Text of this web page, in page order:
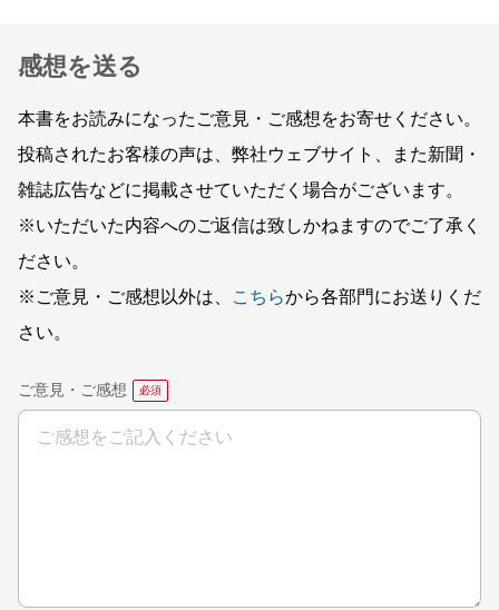
感想を送る
本書をお読みになったご意見・ご感想をお寄せください。
投稿されたお客様の声は、弊社ウェブサイト、また新聞・
雑誌広告などに掲載させていただく場合がございます。
※いただいた内容へのご返信は致しかねますのでご了承く
ださい。
※ご意見・ご感想以外は、
こちらから各部門にお送りくだ
さい。
ご意見・ご感想